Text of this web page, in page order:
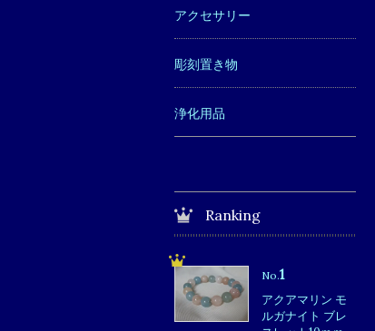
アクセサリー
彫刻置き物
浄化用品
Ranking
No.1
アクアマリン モ
ルガナイト ブレ